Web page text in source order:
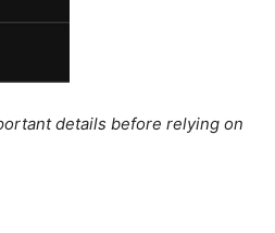
details before relying on